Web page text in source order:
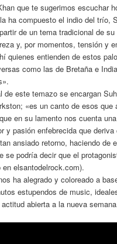
que te sugerimos escuchar
la ha compuesto el indio del trío,
de un tema tradicional de
y, por momentos, tensión y
quienes entienden de estos
como las de Bretaña e
de este temazo se encargan
«es un canto de esos que
en su lamento nos cuenta
y pasión enfebrecida que
ansiado retorno, haciendo de
se podría decir que el
elsantodelrock.com).
ha alegrado y coloreado a
estupendos de music,
abierta a la nueva